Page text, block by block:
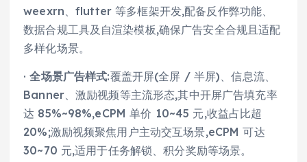
weexrn、flutter 等多框架开发,配备反作弊功能、
数据合规工具及自渲染模板,确保广告安全合规且适配
多样化场景。
·全场景广告样式:覆盖开屏(全屏 / 半屏)、信息流、
Banner、激励视频等主流形态,其中开屏广告填充率
达 85%~98%,eCPM 单价 10~45 元,收益占比超
20%;激励视频聚焦用户主动交互场景,eCPM 可达
30~70 元,适用于任务解锁、积分奖励等场景。